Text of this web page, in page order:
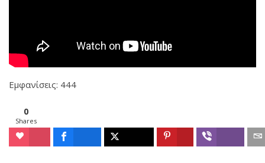
Εμφανίσεις: 444
0
Shares